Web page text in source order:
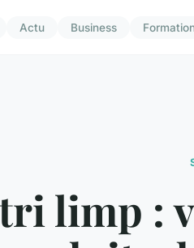
Actu Business
limp :